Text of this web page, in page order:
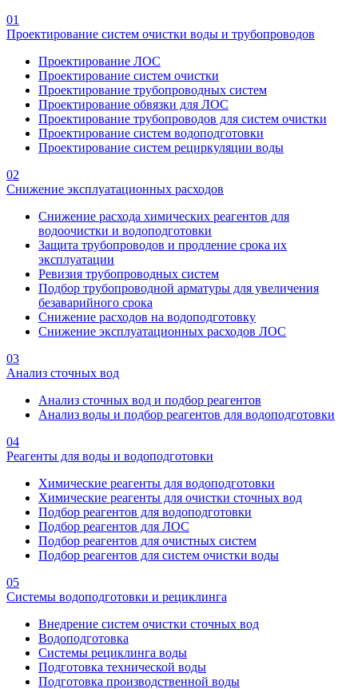
01
Проектирование систем очистки воды и трубопроводов
Проектирование ЛОС
Проектирование систем очистки
Проектирование трубопроводных систем
Проектирование обвязки для ЛОС
Проектирование трубопроводов для систем очистки
Проектирование систем водоподготовки
Проектирование систем рециркуляции воды
02
Снижение эксплуатационных расходов
Снижение расхода химических реагентов для
водоочистки и водоподготовки
Защита трубопроводов и продление срока их
эксплуатации
Ревизия трубопроводных систем
Подбор трубопроводной арматуры для увеличения
безаварийного срока
Снижение расходов на водоподготовку
Снижение эксплуатационных расходов ЛОС
03
Анализ сточных вод
Анализ сточных вод и подбор реагентов
Анализ воды и подбор реагентов для водоподготовки
04
Реагенты для воды и водоподготовки
Химические реагенты для водоподготовки
Химические реагенты для очистки сточных вод
Подбор реагентов для водоподготовки
Подбор реагентов для ЛОС
Подбор реагентов для очистных систем
Подбор реагентов для систем очистки воды
05
Системы водоподготовки и рециклинга
Внедрение систем очистки сточных вод
Водоподготовка
Системы рециклинга воды
Подготовка технической воды
Подготовка производственной воды